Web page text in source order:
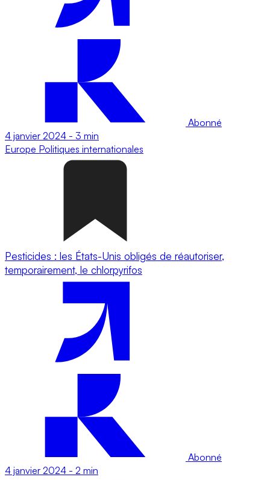
Abonné
4 janvier 2024 - 3 min
Europe Politiques internationales
Pesticides : les États-Unis obligés de réautoriser,
temporairement, le chlorpyrifos
Abonné
4 janvier 2024 - 2 min